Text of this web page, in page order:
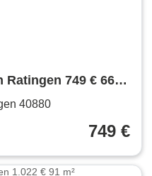
Ratingen 749 € 66
40880
749 €